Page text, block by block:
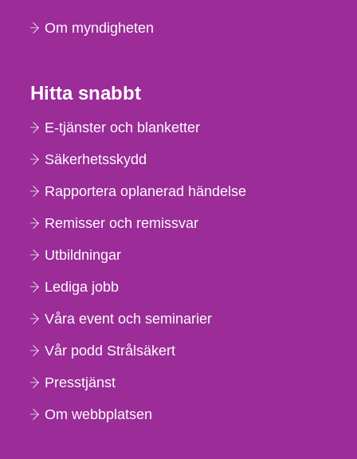
Om myndigheten
Hitta snabbt
E-tjänster och blanketter
Säkerhetsskydd
Rapportera oplanerad händelse
Remisser och remissvar
Utbildningar
Lediga jobb
Våra event och seminarier
Vår podd Strålsäkert
Presstjänst
Om webbplatsen